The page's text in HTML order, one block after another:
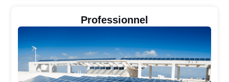
Professionnel